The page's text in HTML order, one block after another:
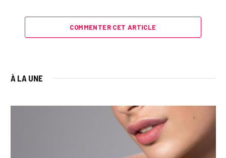
COMMENTER CET ARTICLE
À LA UNE